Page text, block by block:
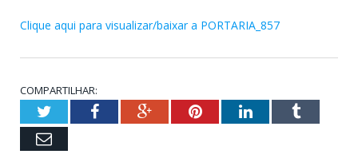
Clique aqui para visualizar/baixar a PORTARIA_857
COMPARTILHAR:
TwitterFacebookGoogle+PinterestLinkedInTumblr
Email